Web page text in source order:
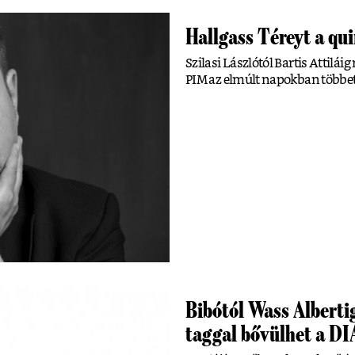
Hallgass Téreyt a
Szilasi Lászlótól Bartis
PIM az elmúlt napokban
Bibótól Wass
taggal bővülhet a